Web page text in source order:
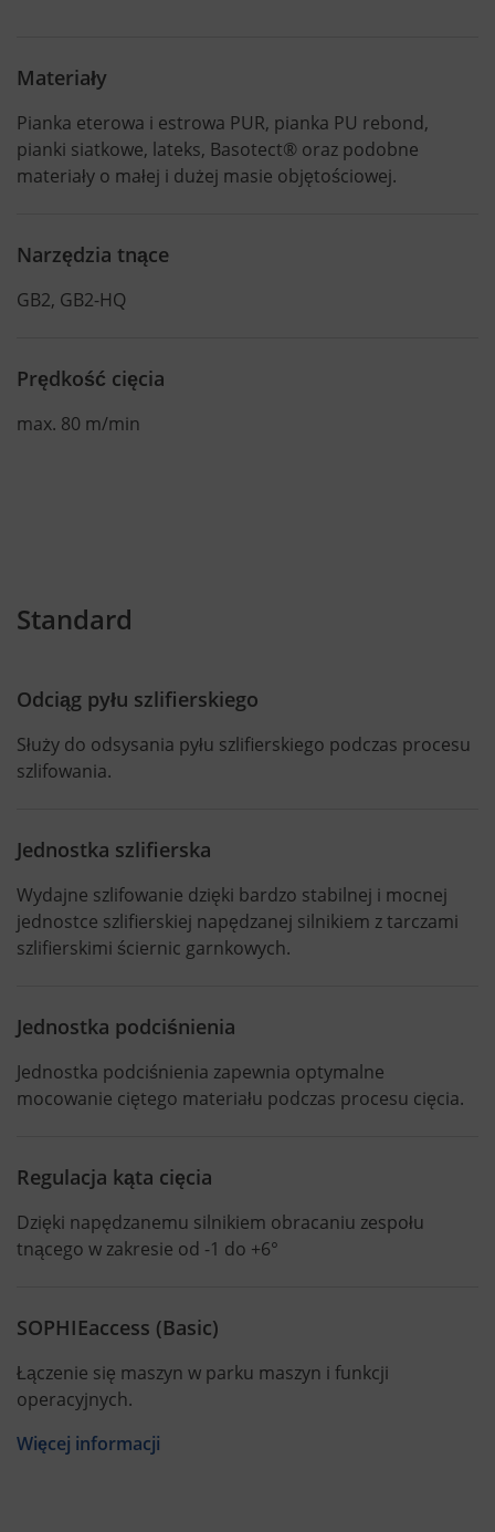
Materiały
Pianka eterowa i estrowa PUR, pianka PU rebond,
pianki siatkowe, lateks, Basotect® oraz podobne
materiały o małej i dużej masie objętościowej.
Narzędzia tnące
GB2, GB2-HQ
Prędkość cięcia
max. 80 m/min
Standard
Odciąg pyłu szlifierskiego
Służy do odsysania pyłu szlifierskiego podczas procesu
szlifowania.
Jednostka szlifierska
Wydajne szlifowanie dzięki bardzo stabilnej i mocnej
jednostce szlifierskiej napędzanej silnikiem z tarczami
szlifierskimi ściernic garnkowych.
Jednostka podciśnienia
Jednostka podciśnienia zapewnia optymalne
mocowanie ciętego materiału podczas procesu cięcia.
Regulacja kąta cięcia
Dzięki napędzanemu silnikiem obracaniu zespołu
tnącego w zakresie od -1 do +6°
SOPHIEaccess (Basic)
Łączenie się maszyn w parku maszyn i funkcji
operacyjnych.
Więcej informacji